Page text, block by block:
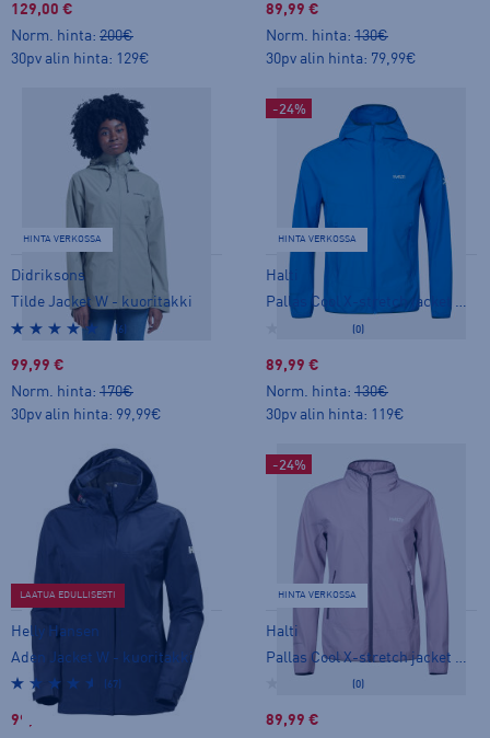
129,00 €
Norm. hinta: 200€
30pv alin hinta: 129€
89,99 €
Norm. hinta: 130€
30pv alin hinta: 79,99€
HINTA VERKOSSA
Didriksons
Tilde Jacket W - kuoritakki
(6)
99,99 €
Norm. hinta: 170€
30pv alin hinta: 99,99€
-24%
HINTA VERKOSSA
Halti
Pallas Cool X-stretch jacket M - stretch-takki
(0)
89,99 €
Norm. hinta: 130€
30pv alin hinta: 119€
LAATUA EDULLISESTI
Helly Hansen
Aden Jacket W - kuoritakki
(67)
99,99 €
-24%
HINTA VERKOSSA
Halti
Pallas Cool X-stretch jacket W - stretch-takki
(0)
89,99 €